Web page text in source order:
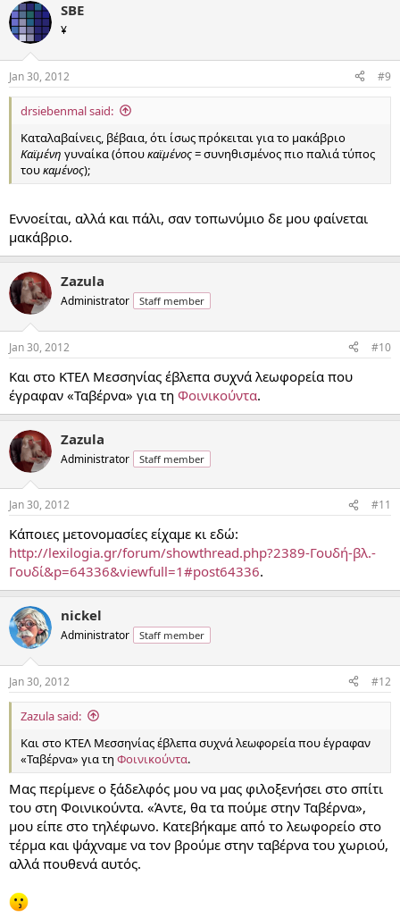
SBE
¥
Jan 30, 2012 #9
drsiebenmal said:
Καταλαβαίνεις, βέβαια, ότι ίσως πρόκειται για το μακάβριο
Καϊμένη γυναίκα (όπουκαϊμένος= συνηθισμένος πιο παλιά τύπος
τουκαμένος);
Εννοείται, αλλά και πάλι, σαν τοπωνύμιο δε μου φαίνεται
μακάβριο.
Zazula
Administrator Staff member
Jan 30, 2012 #10
Και στο ΚΤΕΛ Μεσσηνίας έβλεπα συχνά λεωφορεία που
έγραφαν «Ταβέρνα» για τη Φοινικούντα.
Zazula
Administrator Staff member
Jan 30, 2012 #11
Κάποιες μετονομασίες είχαμε κι εδώ:
http://lexilogia.gr/forum/showthread.php?2389-Γουδή-βλ.-
Γουδί&p=64336&viewfull=1#post64336.
nickel
Administrator Staff member
Jan 30, 2012 #12
Zazula said:
Και στο ΚΤΕΛ Μεσσηνίας έβλεπα συχνά λεωφορεία που έγραφαν
«Ταβέρνα» για τη Φοινικούντα.
Μας περίμενε ο ξάδελφός μου να μας φιλοξενήσει στο σπίτι
του στη Φοινικούντα. «Άντε, θα τα πούμε στην Ταβέρνα»,
μου είπε στο τηλέφωνο. Κατεβήκαμε από το λεωφορείο στο
τέρμα και ψάχναμε να τον βρούμε στην ταβέρνα του χωριού,
αλλά πουθενά αυτός.